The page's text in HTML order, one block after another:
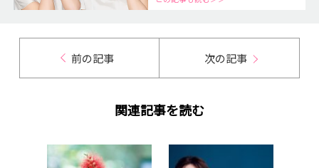
前の記事 次の記事
関連記事を読む